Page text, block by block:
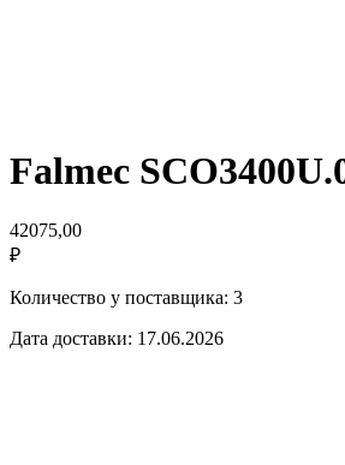
Falmec
42075,00
₽
Количество у поставщика: 3
Дата доставки: 17.06.2026